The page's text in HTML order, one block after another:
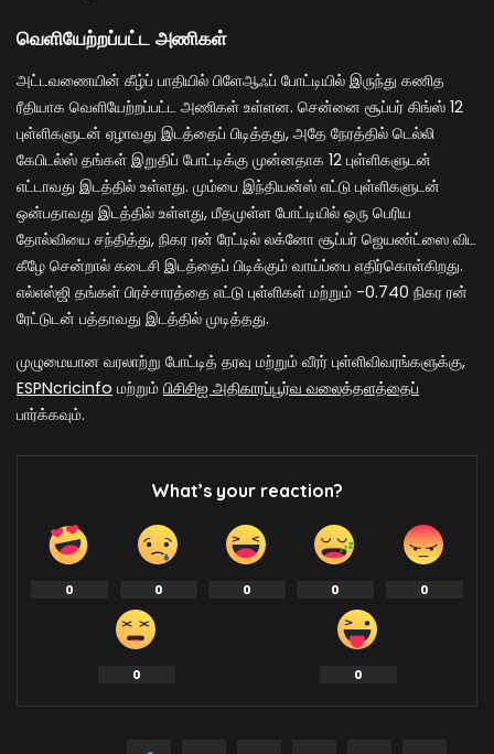
வெளியேற்றப்பட்ட அணிகள்
அட்டவணையின் கீழ்ப் பாதியில் பிளேஆஃப் போட்டியில் இருந்து கணித
ரீதியாக வெளியேற்றப்பட்ட அணிகள் உள்ளன. சென்னை சூப்பர் கிங்ஸ் 12
புள்ளிகளுடன் ஏழாவது இடத்தைப் பிடித்தது, அதே நேரத்தில் டெல்லி
கேபிடல்ஸ் தங்கள் இறுதிப் போட்டிக்கு முன்னதாக 12 புள்ளிகளுடன்
எட்டாவது இடத்தில் உள்ளது. மும்பை இந்தியன்ஸ் எட்டு புள்ளிகளுடன்
ஒன்பதாவது இடத்தில் உள்ளது, மீதமுள்ள போட்டியில் ஒரு பெரிய
தோல்வியை சந்தித்து, நிகர ரன் ரேட்டில் லக்னோ சூப்பர் ஜெயண்ட்ஸை விட
கீழே சென்றால் கடைசி இடத்தைப் பிடிக்கும் வாய்ப்பை எதிர்கொள்கிறது.
எல்எஸ்ஜி தங்கள் பிரச்சாரத்தை எட்டு புள்ளிகள் மற்றும் -0.740 நிகர ரன்
ரேட்டுடன் பத்தாவது இடத்தில் முடித்தது.
முழுமையான வரலாற்று போட்டித் தரவு மற்றும் வீரர் புள்ளிவிவரங்களுக்கு,
ESPNcricinfo மற்றும் பிசிசிஐ அதிகாரப்பூர்வ வலைத்தளத்தைப்
பார்க்கவும்.
What’s your reaction?
0 0 0 0 0
0 0